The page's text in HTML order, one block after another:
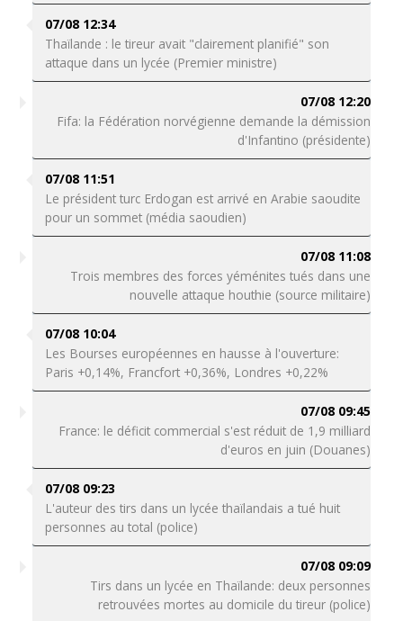
07/08 12:34
Thaïlande : le tireur avait "clairement planifié" son
attaque dans un lycée (Premier ministre)
07/08 12:20
Fifa: la Fédération norvégienne demande la démission
d'Infantino (présidente)
07/08 11:51
Le président turc Erdogan est arrivé en Arabie saoudite
pour un sommet (média saoudien)
07/08 11:08
Trois membres des forces yéménites tués dans une
nouvelle attaque houthie (source militaire)
07/08 10:04
Les Bourses européennes en hausse à l'ouverture:
Paris +0,14%, Francfort +0,36%, Londres +0,22%
07/08 09:45
France: le déficit commercial s'est réduit de 1,9 milliard
d'euros en juin (Douanes)
07/08 09:23
L'auteur des tirs dans un lycée thaïlandais a tué huit
personnes au total (police)
07/08 09:09
Tirs dans un lycée en Thaïlande: deux personnes
retrouvées mortes au domicile du tireur (police)